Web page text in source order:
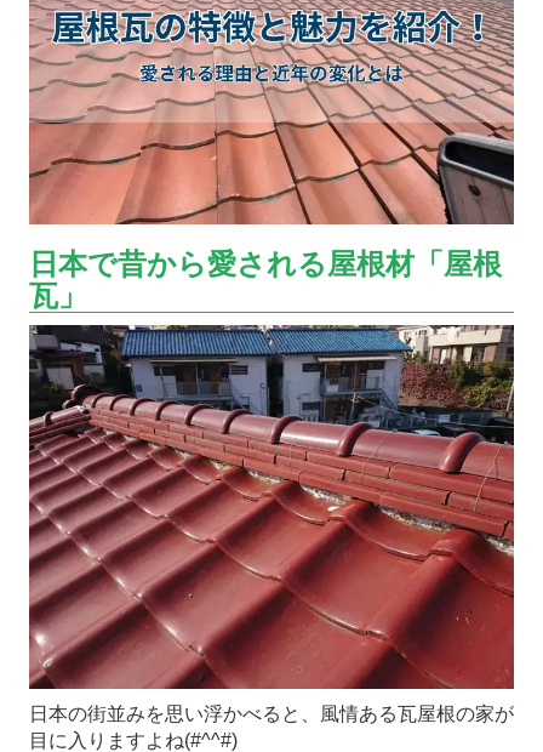
日本で昔から愛される屋根材「屋根
瓦」
日本の街並みを思い浮かべると、風情ある瓦屋根の家が
目に入りますよね(#^^#)